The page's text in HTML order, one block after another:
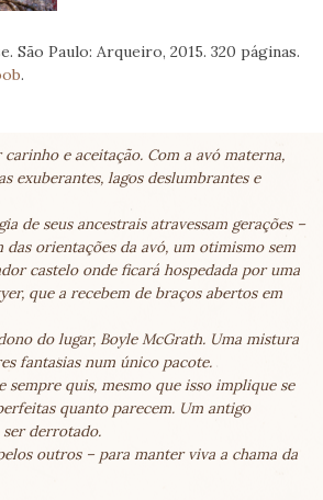
São Paulo: Arqueiro, 2015. 320 páginas.
.
e aceitação. Com a avó materna,
exuberantes, lagos deslumbrantes e
de seus ancestrais atravessam gerações –
das orientações da avó, um otimismo sem
castelo onde ficará hospedada por uma
que a recebem de braços abertos em
do lugar, Boyle McGrath. Uma mistura
fantasias num único pacote.
quis, mesmo que isso implique se
quanto parecem. Um antigo
derrotado.
outros – para manter viva a chama da